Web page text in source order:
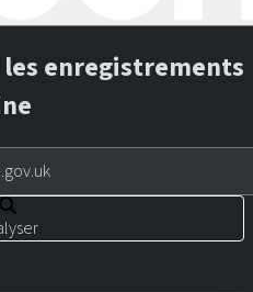
enregistrements